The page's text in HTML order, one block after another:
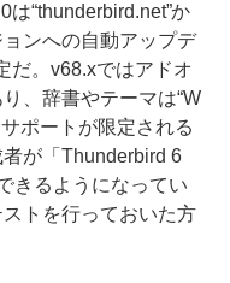
“thunderbird.net”か
ンへの自動アップデ
だ。v68.xではアドオ
、辞書やテーマは“W
ポートが限定される
が「Thunderbird 6
きるようになってい
トを行っておいた方